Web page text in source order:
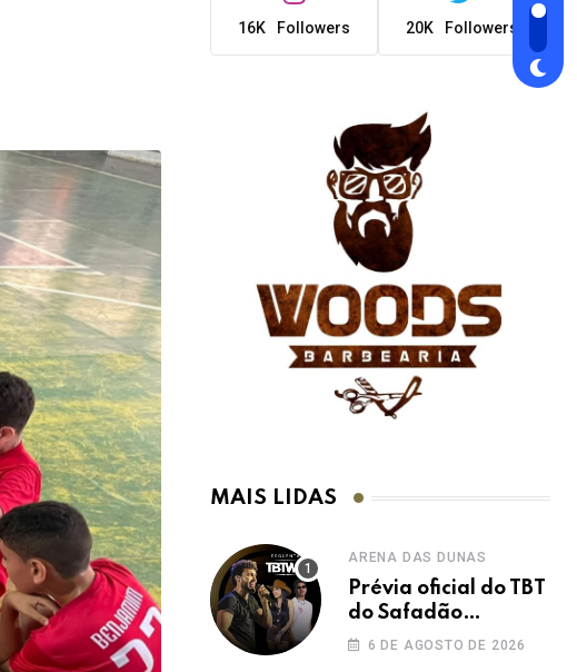
16K Followers 20K Followers
MAIS LIDAS
ARENA DAS DUNAS
Prévia oficial do TBT
do Safadão
acontece nesta
6 DE AGOSTO DE 2026